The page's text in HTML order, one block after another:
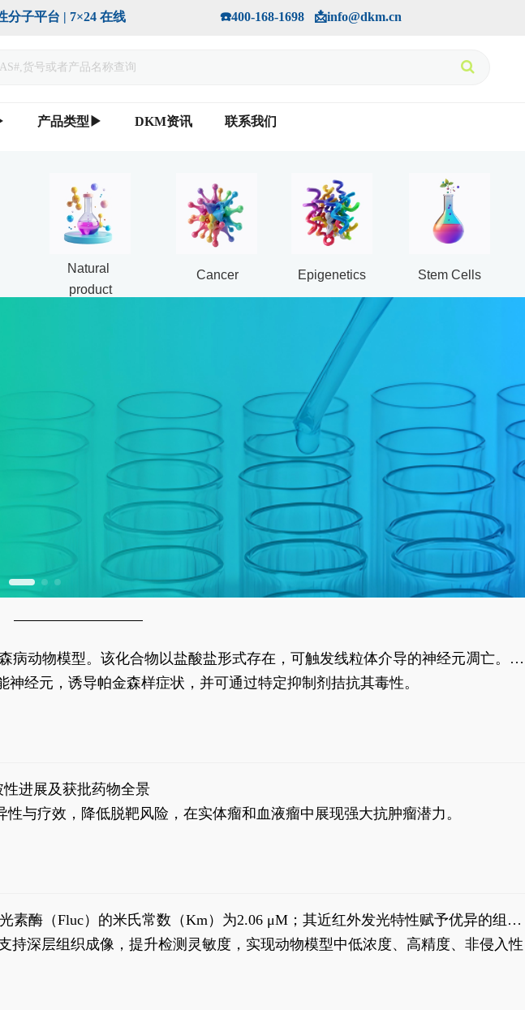
手机版
子平台 | 7×24 在线                             ☎️400-168-1698   📩info@dkm.cn
产品类型▶ DKM资讯 联系我们
Natural
product
Cancer Epigenetics Stem Cells
动物模型。该化合物以盐酸盐形式存在，可触发线粒体介导的神经元凋亡。其
帕金森病的核心病理与行为表型。
经元，诱导帕金森样症状，并可通过特定抑制剂拮抗其毒性。
性进展及获批药物全景
与疗效，降低脱靶风险，在实体瘤和血液瘤中展现强大抗肿瘤潜力。
素酶（Fluc）的米氏常数（Km）为2.06 μM；其近红外发光特性赋予优异的组织
下的高灵敏度、非侵入式生物发光动态追踪。
持深层组织成像，提升检测灵敏度，实现动物模型中低浓度、高精度、非侵入性